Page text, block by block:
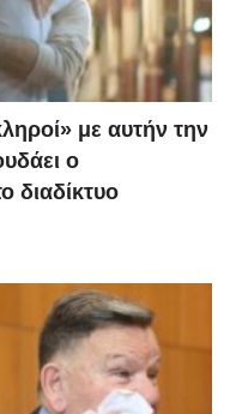
στο βίντεο
ενόψει της
των καθιερωμένων
με αυτήν την
ο
διαδίκτυο